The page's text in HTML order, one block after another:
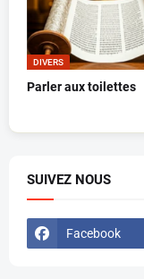
DIVERS
Parler aux toilettes
SUIVEZ NOUS
Facebook